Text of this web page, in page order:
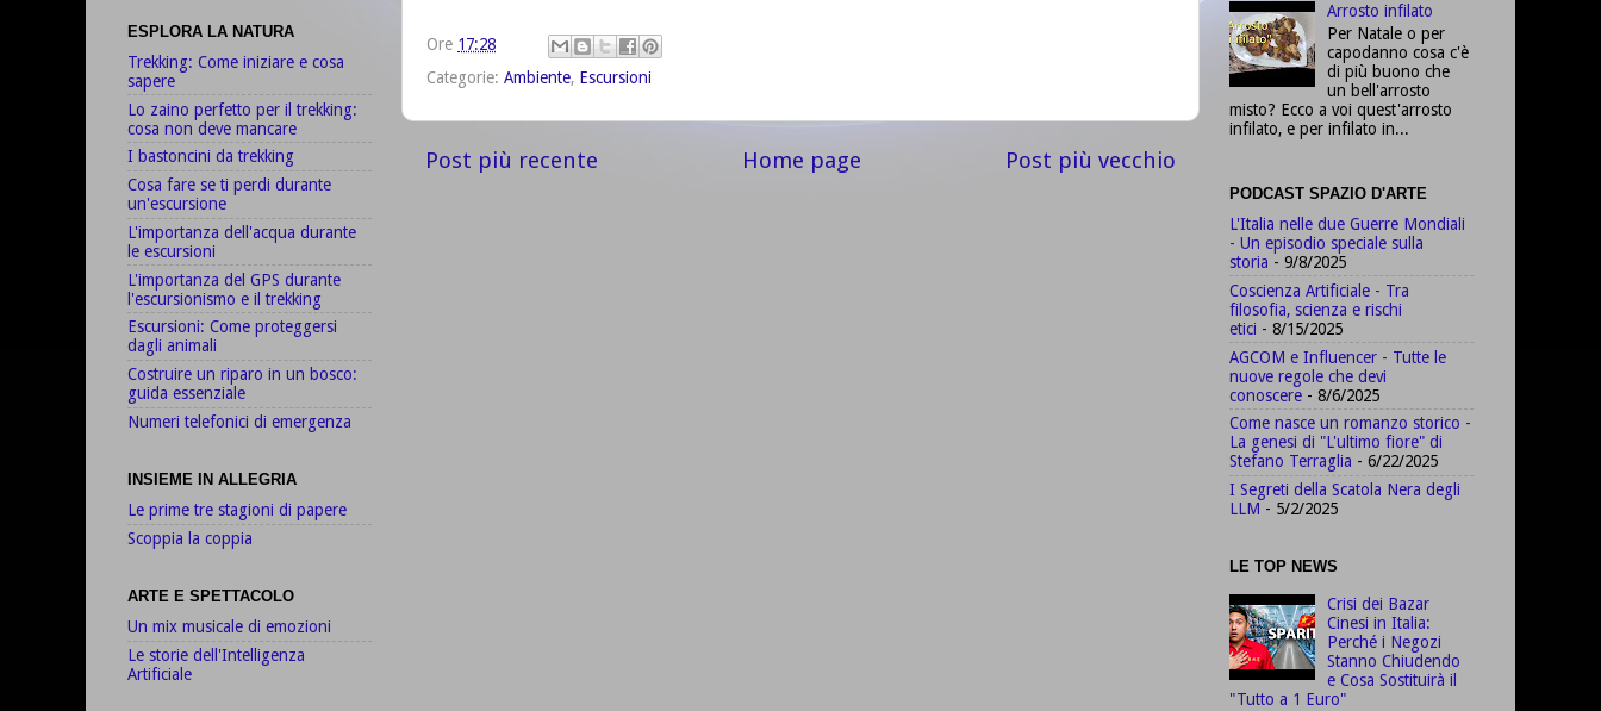
Ore 17:28
Categorie: Ambiente, Escursioni
Post più recente Post più vecchio
Home page
ESPLORA LA NATURA
Trekking: Come iniziare e cosa
sapere
Lo zaino perfetto per il trekking:
cosa non deve mancare
I bastoncini da trekking
Cosa fare se ti perdi durante
un'escursione
L'importanza dell'acqua durante
le escursioni
L'importanza del GPS durante
l'escursionismo e il trekking
Escursioni: Come proteggersi
dagli animali
Costruire un riparo in un bosco:
guida essenziale
Numeri telefonici di emergenza
INSIEME IN ALLEGRIA
Le prime tre stagioni di papere
Scoppia la coppia
ARTE E SPETTACOLO
Un mix musicale di emozioni
Le storie dell'Intelligenza
Artificiale
Arrosto infilato
Per Natale o per
capodanno cosa c'è
di più buono che
un bell'arrosto
misto? Ecco a voi quest'arrosto
infilato, e per infilato in...
PODCAST SPAZIO D'ARTE
L'Italia nelle due Guerre Mondiali
- Un episodio speciale sulla
storia - 9/8/2025
Coscienza Artificiale - Tra
filosofia, scienza e rischi
etici - 8/15/2025
AGCOM e Influencer - Tutte le
nuove regole che devi
conoscere - 8/6/2025
Come nasce un romanzo storico -
La genesi di "L'ultimo fiore" di
Stefano Terraglia - 6/22/2025
I Segreti della Scatola Nera degli
LLM - 5/2/2025
LE TOP NEWS
Crisi dei Bazar
Cinesi in Italia:
Perché i Negozi
Stanno Chiudendo
e Cosa Sostituirà il
"Tutto a 1 Euro"